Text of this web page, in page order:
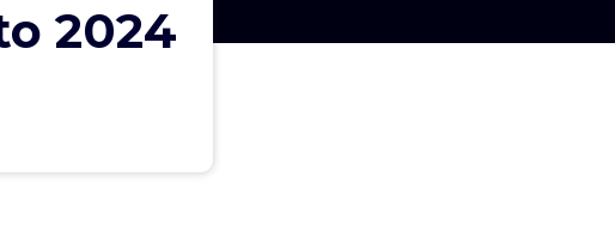
2024